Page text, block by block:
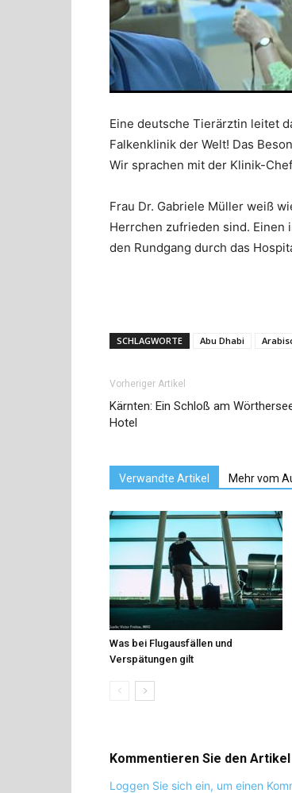
Eine deutsche Tierärztin leitet
Falkenklinik der Welt! Das
Wir sprachen mit der Klinik-
Frau Dr. Gabriele Müller weiß
Herrchen zufrieden sind. Einen
den Rundgang durch das
SCHLAGWORTE Abu Dhabi
Vorheriger Artikel
Kärnten: Ein Schloß am
Hotel
Verwandte Artikel Mehr vom
Was bei Flugausfällen und
Verspätungen gilt
Kommentieren Sie den Artikel
Loggen Sie sich ein, um einen